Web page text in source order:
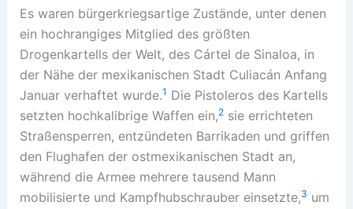
Es waren bürgerkriegsartige Zustände, unter denen
ein hochrangiges Mitglied des größten
Drogenkartells der Welt, des Cártel de Sinaloa, in
der Nähe der mexikanischen Stadt Culiacán Anfang
Januar verhaftet wurde.1 Die Pistoleros des Kartells
setzten hochkalibrige Waffen ein,2sie errichteten
Straßensperren, entzündeten Barrikaden und griffen
den Flughafen der ostmexikanischen Stadt an,
während die Armee mehrere tausend Mann
mobilisierte und Kampfhubschrauber einsetzte,3 um